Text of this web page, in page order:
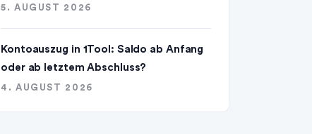
5. AUGUST 2026
Kontoauszug in 1Tool: Saldo ab Anfang
oder ab letztem Abschluss?
4. AUGUST 2026